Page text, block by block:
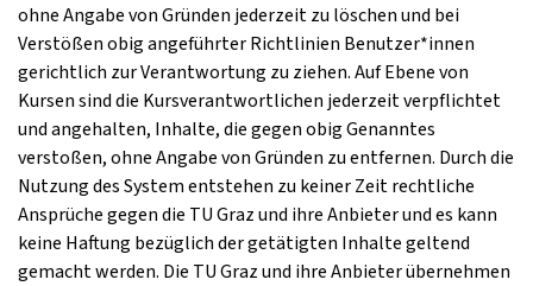
ohne Angabe von Gründen jederzeit zu löschen und bei
Verstößen obig angeführter Richtlinien Benutzer*innen
gerichtlich zur Verantwortung zu ziehen. Auf Ebene von
Kursen sind die Kursverantwortlichen jederzeit verpflichtet
und angehalten, Inhalte, die gegen obig Genanntes
verstoßen, ohne Angabe von Gründen zu entfernen. Durch die
Nutzung des System entstehen zu keiner Zeit rechtliche
Ansprüche gegen die TU Graz und ihre Anbieter und es kann
keine Haftung bezüglich der getätigten Inhalte geltend
gemacht werden. Die TU Graz und ihre Anbieter übernehmen